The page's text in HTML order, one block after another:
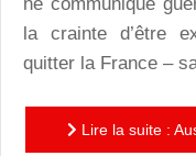
la crainte d’être
quitter la France –
Lire la suite :